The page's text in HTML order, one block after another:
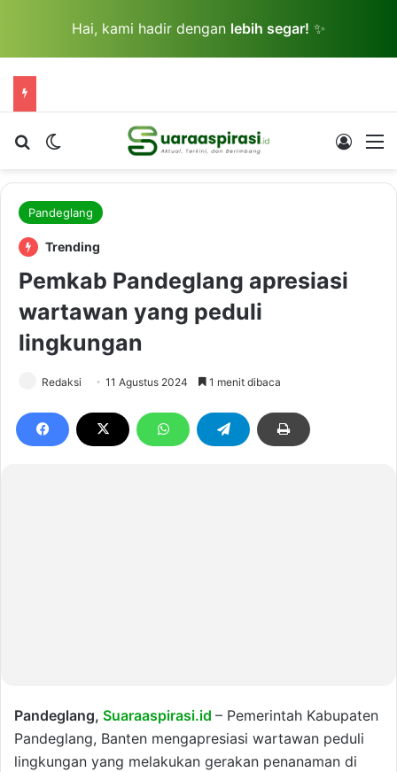
Hai, kami hadir dengan lebih segar! ✨
Cari berita...Switch skin Log In
Pandeglang
Trending
Pemkab Pandeglang apresiasi
wartawan yang peduli
lingkungan
Redaksi 11 Agustus 2024 1 menit dibaca
Pandeglang, Suaraaspirasi.id – Pemerintah Kabupaten
Pandeglang, Banten mengapresiasi wartawan peduli
lingkungan yang melakukan gerakan penanaman di